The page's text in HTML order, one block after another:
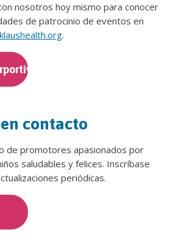
nosotros hoy mismo para conocer
de patrocinio de eventos en
.
contacto
de promotores apasionados por
saludables y felices. Inscríbase
periódicas.